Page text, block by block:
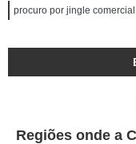
procuro por jingle
Regiões onde a